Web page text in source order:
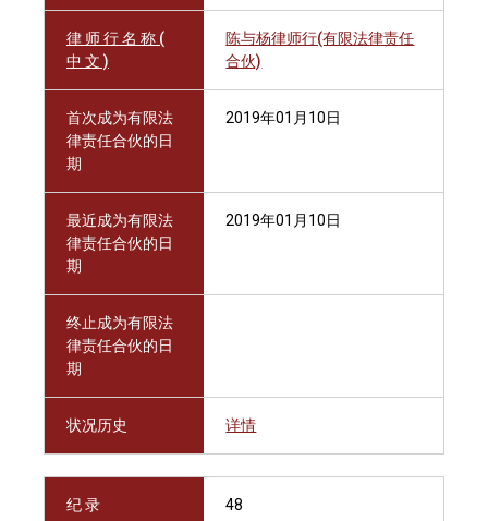
律 师 行 名 称 (
中 文 )
陈与杨律师行(有限法律责任
合伙)
首次成为有限法
律责任合伙的日
期
2019年01月10日
最近成为有限法
律责任合伙的日
期
2019年01月10日
终止成为有限法
律责任合伙的日
期
状况历史 详情
纪 录 48